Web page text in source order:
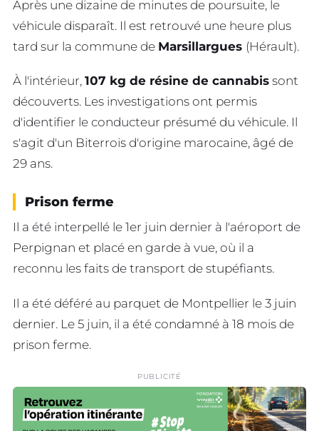
Après une dizaine de minutes de poursuite, le
véhicule disparaît. Il est retrouvé une heure plus
tard sur la commune de Marsillargues (Hérault).
À l'intérieur, 107 kg de résine de cannabis sont
découverts. Les investigations ont permis
d'identifier le conducteur présumé du véhicule. Il
s'agit d'un Biterrois d'origine marocaine, âgé de
29 ans.
Prison ferme
Il a été interpellé le 1er juin dernier à l'aéroport de
Perpignan et placé en garde à vue, où il a
reconnu les faits de transport de stupéfiants.
Il a été déféré au parquet de Montpellier le 3 juin
dernier. Le 5 juin, il a été condamné à 18 mois de
prison ferme.
PUBLICITÉ